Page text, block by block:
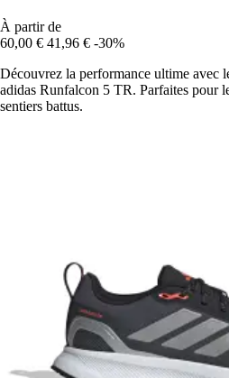
À partir de
60,00 € 41,96 € -30%
Découvrez la performance ultime avec
adidas Runfalcon 5 TR. Parfaites pour
sentiers battus.